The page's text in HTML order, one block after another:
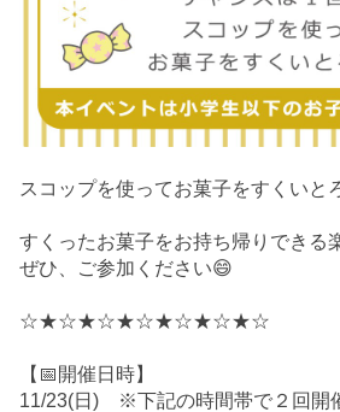
スコップを使ってお菓子をすくいと
すくったお菓子をお持ち帰りできる
ぜひ、ご参加ください😄
☆★☆★☆★☆★☆★☆★☆
【📅開催日時】
11/23(日) ※下記の時間帯で２回開